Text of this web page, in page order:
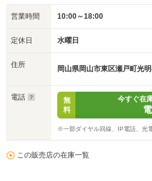
営業時間 10:00～18:00
定休日 水曜日
住所 岡山県岡山市東区瀬戸町光
電話
無
料
今すぐ在
※一部ダイヤル回線、IP電話、光
この販売店の在庫一覧